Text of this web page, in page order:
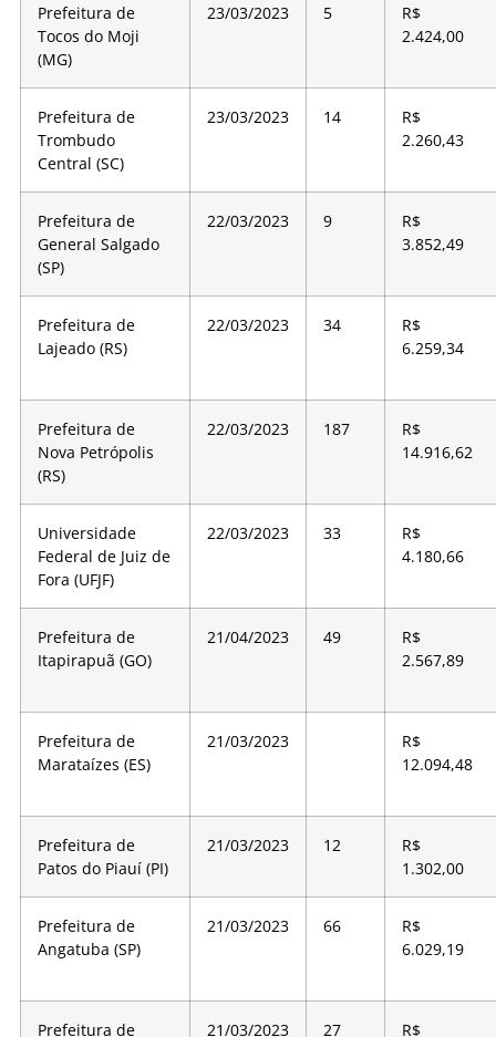
Prefeitura de
Tocos do Moji
(MG)
23/03/2023 5
R$
2.424,00
Prefeitura de
Trombudo
Central (SC)
23/03/2023 14
R$
2.260,43
Prefeitura de
General Salgado
(SP)
22/03/2023 9
R$
3.852,49
Prefeitura de
Lajeado (RS)
22/03/2023 34
R$
6.259,34
Prefeitura de
Nova Petrópolis
(RS)
22/03/2023 187
R$
14.916,62
Universidade
Federal de Juiz de
Fora (UFJF)
22/03/2023 33
R$
4.180,66
Prefeitura de
Itapirapuã (GO)
21/04/2023 49
R$
2.567,89
Prefeitura de
Marataízes (ES)
21/03/2023
R$
12.094,48
Prefeitura de
Patos do Piauí (PI)
21/03/2023 12
R$
1.302,00
Prefeitura de
Angatuba (SP)
21/03/2023 66
R$
6.029,19
Prefeitura de 21/03/2023 27 R$